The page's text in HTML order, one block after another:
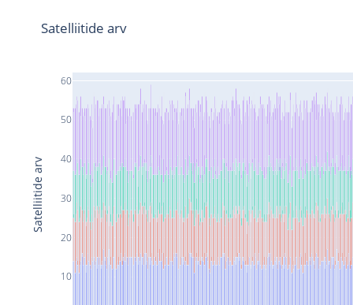
10
20
30
40
50
60
Satelliitide arv
Satelliitide arv